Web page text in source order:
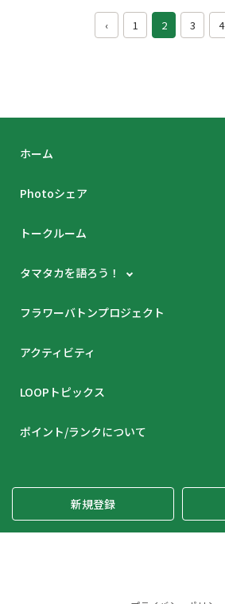
‹ 1 2 3 4
ホーム
Photoシェア
トークルーム
タマタカを語ろう！
フラワーバトンプロジェクト
アクティビティ
LOOPトピックス
ポイント/ランクについて
新規登録